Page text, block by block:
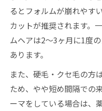
るとフォルムが崩れやす
カットが推奨されます。
ムヘアは2～3ヶ月に1度
あります。
また、硬毛・クセ毛の方
ため、やや短め間隔での
ーマをしている場合は、